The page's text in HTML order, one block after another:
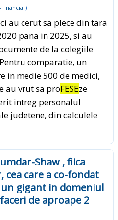
Financiar)
au cerut sa plece din tara
pana in 2025, si au
de la colegiile
comparatie, un
in medie 500 de medici,
au vrut sa proFESEze
intreg personalul
judetene, din calculele
Shaw , fiica
care a co-fondat
un gigant in domeniul
de aproape 2